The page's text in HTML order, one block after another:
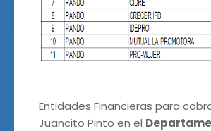
Entidades Financieras para
Juancito Pinto en el